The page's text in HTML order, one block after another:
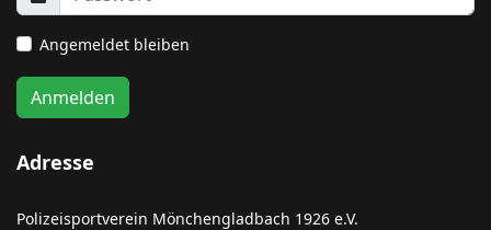
Angemeldet bleiben
Anmelden
Adresse
Polizeisportverein Mönchengladbach 1926 e.V.